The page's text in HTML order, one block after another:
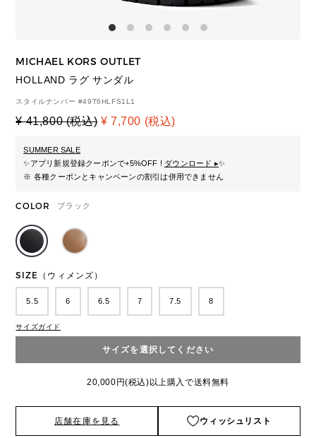
MICHAEL KORS OUTLET
HOLLAND ラグ サンダル
スタイルナンバー #49T6HLFS1L1
¥ 41,800 (税込) ¥ 7,700 (税込)
SUMMER SALE
✨アプリ新規登録クーポンで+5%OFF ! ダウンロード ▸✨
※ 各種クーポンとキャンペーンの割引は併用できません
COLOR ブラック
SIZE（ウィメンズ）
5.5 6 6.5 7 7.5 8
サイズガイド
サイズを選択してください
20,000円(税込)以上購入で送料無料
店舗在庫を見る ウィッシュリスト